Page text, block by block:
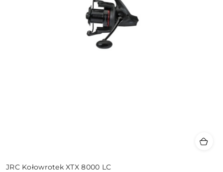
JRC Kołowrotek XTX 8000 LC